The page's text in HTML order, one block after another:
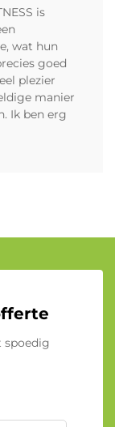
is
wat hun
goed
plezier
manier
Ik ben erg
spoedig